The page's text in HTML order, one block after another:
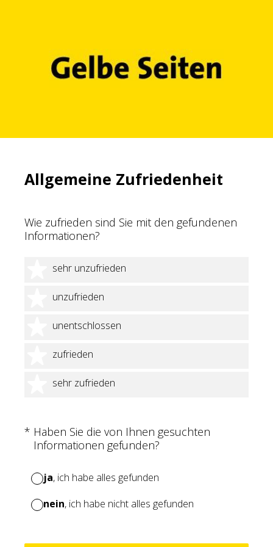
Allgemeine Zufriedenheit
Wie zufrieden sind Sie mit den gefundenen
Informationen?
sehr unzufrieden
1 Stern
unzufrieden
2 Sterne
unentschlossen
3 Sterne
zufrieden
4 Sterne
sehr zufrieden
5 Sterne
* Haben Sie die von Ihnen gesuchten
Informationen gefunden?
(Erforderlich.)
ja, ich habe alles gefunden
nein, ich habe nicht alles gefunden